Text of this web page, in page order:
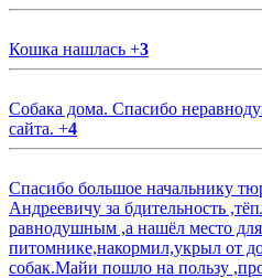
Кошка нашлась +3
Собака дома. Спасибо
сайта. +4
Спасибо большое начальнику
Андреевичу за бдительность
равнодушным ,а нашёл место
питомнике,накормил,укрыл от
собак.Майи пошло на пользу